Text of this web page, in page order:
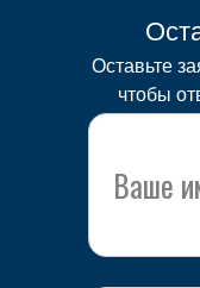
Оставьте
чтобы